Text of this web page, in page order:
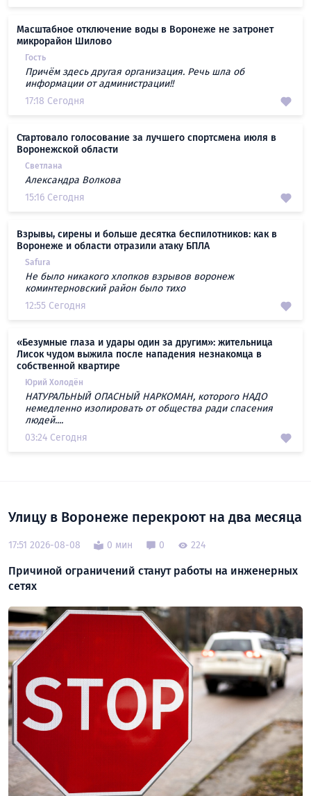
Масштабное отключение воды в Воронеже не затронет
микрорайон Шилово
Гость
Причём здесь другая организация. Речь шла об
информации от администрации!!
17:18 Сегодня
Стартовало голосование за лучшего спортсмена июля в
Воронежской области
Светлана
Александра Волкова
15:16 Сегодня
Взрывы, сирены и больше десятка беспилотников: как в
Воронеже и области отразили атаку БПЛА
Safura
Не было никакого хлопков взрывов воронеж
коминтерновский район было тихо
12:55 Сегодня
«Безумные глаза и удары один за другим»: жительница
Лисок чудом выжила после нападения незнакомца в
собственной квартире
Юрий Холодён
НАТУРАЛЬНЫЙ ОПАСНЫЙ НАРКОМАН, которого НАДО
немедленно изолировать от общества ради спасения
людей....
03:24 Сегодня
Улицу в Воронеже перекроют на два месяца
17:51 2026-08-08 0 мин 0 224
Причиной ограничений станут работы на инженерных
сетях